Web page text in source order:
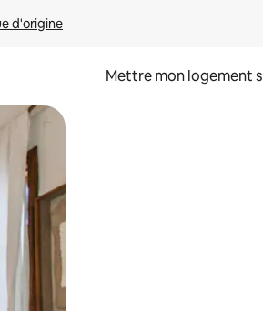
d'origine
Mettre mon logement